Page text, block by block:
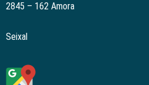
2845 – 162 Amora
Seixal